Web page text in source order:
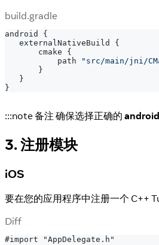
build.gradle
android {
   externalNativeBuild
{
       cmake
{
           path
"src/main/jni/
}
}
}
:::note 备注 确保选择正确的
3. 注册模块
iOS
要在您的应用程序中注册一个 C++
Diff
#import "AppDelegate.h"